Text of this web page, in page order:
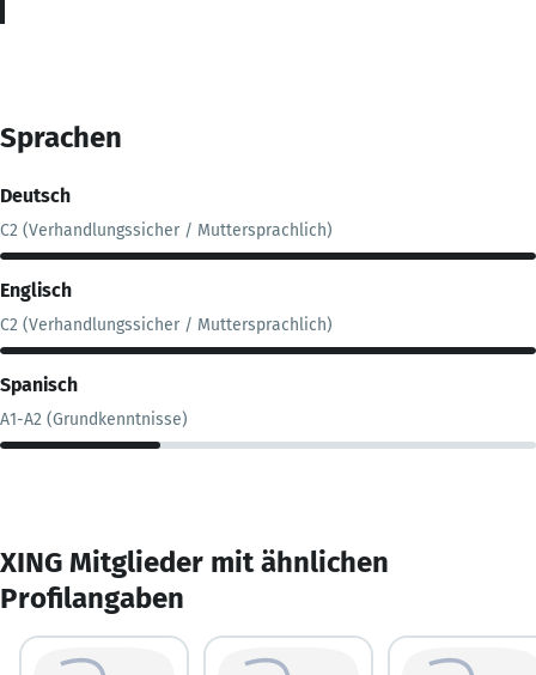
Sprachen
Deutsch
C2 (Verhandlungssicher / Muttersprachlich)
Englisch
C2 (Verhandlungssicher / Muttersprachlich)
Spanisch
A1-A2 (Grundkenntnisse)
XING Mitglieder mit ähnlichen
Profilangaben